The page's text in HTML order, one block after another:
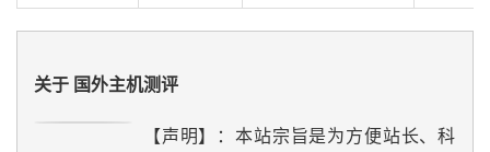
关于 国外主机测评
【声明】：本站宗旨是为方便站长、科